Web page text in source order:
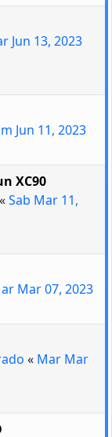
Jun 13, 2023
Jun 11, 2023
XC90
«Sab Mar 11,
Mar 07, 2023
« Mar Mar